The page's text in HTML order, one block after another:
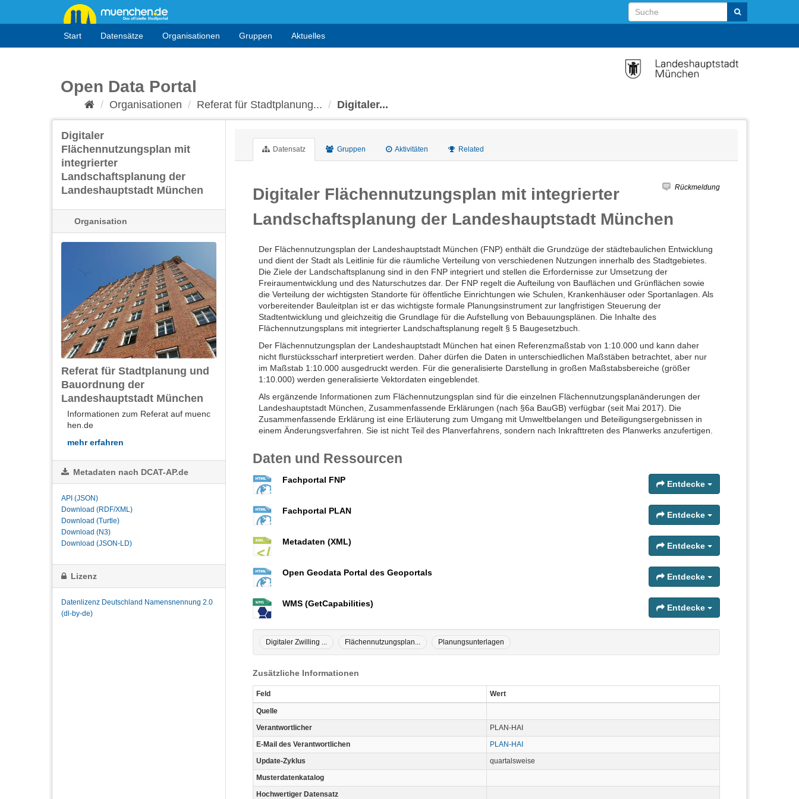
Start Datensätze Organisationen Gruppen Aktuelles
Open Data Portal
Organisationen Referat für Stadtplanung... Digitaler...
Digitaler
Flächennutzungsplan mit
integrierter
Landschaftsplanung der
Landeshauptstadt München
Organisation
Referat für Stadtplanung und
Bauordnung der
Landeshauptstadt München
Informationen zum Referat auf muenc
hen.de
mehr erfahren
Metadaten nach DCAT-AP.de
API (JSON)
Download (RDF/XML)
Download (Turtle)
Download (N3)
Download (JSON-LD)
Lizenz
Datenlizenz Deutschland Namensnennung 2.0
(dl-by-de)
Datensatz Gruppen Aktivitäten Related
Rückmeldung
Digitaler Flächennutzungsplan mit integrierter
Landschaftsplanung der Landeshauptstadt München
Der Flächennutzungsplan der Landeshauptstadt München (FNP) enthält die Grundzüge der städtebaulichen Entwicklung
und dient der Stadt als Leitlinie für die räumliche Verteilung von verschiedenen Nutzungen innerhalb des Stadtgebietes.
Die Ziele der Landschaftsplanung sind in den FNP integriert und stellen die Erfordernisse zur Umsetzung der
Freiraumentwicklung und des Naturschutzes dar. Der FNP regelt die Aufteilung von Bauflächen und Grünflächen sowie
die Verteilung der wichtigsten Standorte für öffentliche Einrichtungen wie Schulen, Krankenhäuser oder Sportanlagen. Als
vorbereitender Bauleitplan ist er das wichtigste formale Planungsinstrument zur langfristigen Steuerung der
Stadtentwicklung und gleichzeitig die Grundlage für die Aufstellung von Bebauungsplänen. Die Inhalte des
Flächennutzungsplans mit integrierter Landschaftsplanung regelt § 5 Baugesetzbuch.
Der Flächennutzungsplan der Landeshauptstadt München hat einen Referenzmaßstab von 1:10.000 und kann daher
nicht flurstücksscharf interpretiert werden. Daher dürfen die Daten in unterschiedlichen Maßstäben betrachtet, aber nur
im Maßstab 1:10.000 ausgedruckt werden. Für die generalisierte Darstellung in großen Maßstabsbereiche (größer
1:10.000) werden generalisierte Vektordaten eingeblendet.
Als ergänzende Informationen zum Flächennutzungsplan sind für die einzelnen Flächennutzungsplanänderungen der
Landeshauptstadt München, Zusammenfassende Erklärungen (nach §6a BauGB) verfügbar (seit Mai 2017). Die
Zusammenfassende Erklärung ist eine Erläuterung zum Umgang mit Umweltbelangen und Beteiligungsergebnissen in
einem Änderungsverfahren. Sie ist nicht Teil des Planverfahrens, sondern nach Inkrafttreten des Planwerks anzufertigen.
Daten und Ressourcen
Fachportal FNP Entdecke
Fachportal PLAN Entdecke
Metadaten (XML) Entdecke
Open Geodata Portal des Geoportals Entdecke
WMS (GetCapabilities) Entdecke
Digitaler Zwilling ... Flächennutzungsplan... Planungsunterlagen
Zusätzliche Informationen
Feld Wert
Quelle
Verantwortlicher
PLAN-HAI
E-Mail des Verantwortlichen
PLAN-HAI
Update-Zyklus
quartalsweise
Musterdatenkatalog
Hochwertiger Datensatz